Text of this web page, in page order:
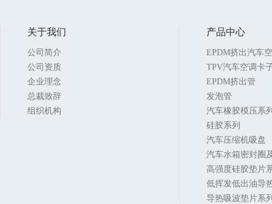
关于我们
公司简介
公司资质
企业理念
总裁致辞
组织机构
产品中心
EPDM挤出汽车
TPV汽车空调卡
EPDM挤出管
发泡管
汽车橡胶模压系
硅胶系列
汽车压缩机吸盘
汽车水箱密封圈
高强度硅胶垫片
低挥发低出油导
导热吸波垫片系